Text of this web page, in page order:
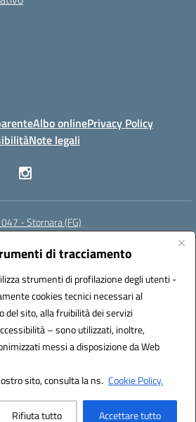
di tracciamento
strumenti di profilazione degli utenti -
cookies tecnici necessari al
sito, alla fruibilità dei servizi
– sono utilizzati, inoltre,
messi a disposizione da Web
sito, consulta la ns. Cookie Policy.
Rifiuta tutto Accettare tutto
Albo onlinePrivacy Policy
Note legali
- Stornara (FG)
(PEC):FGIC83700P@pec.istruzione.it
Amministrazioni (IPA): istsc_fgic83700p
UFUOPR
by 3D Solution S.r.l.
Design by Designers Italia